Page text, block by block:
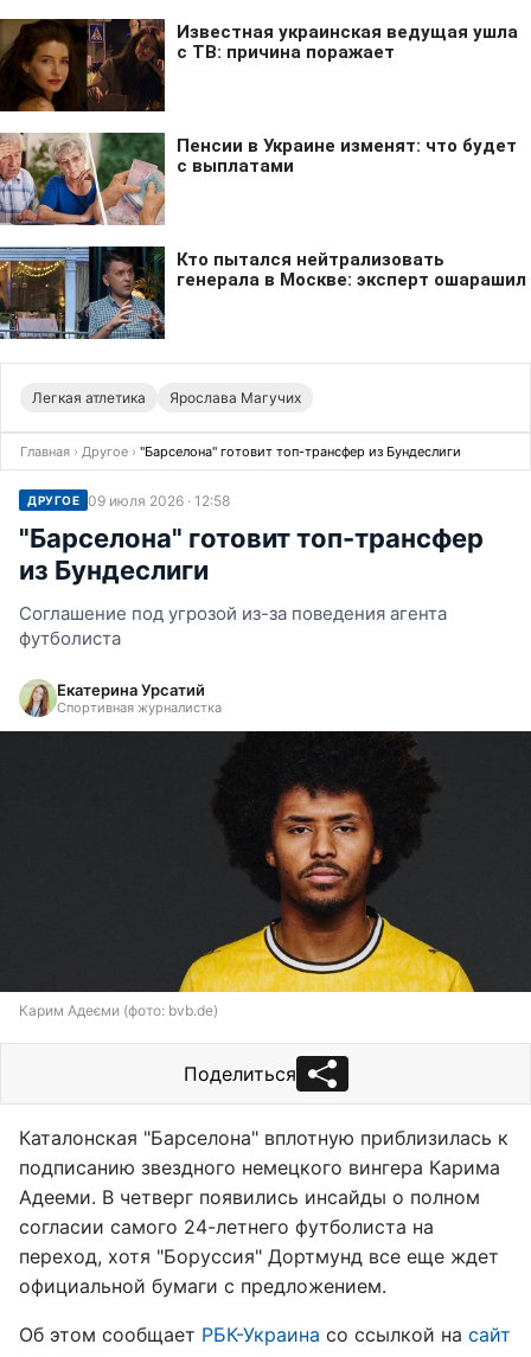
Легкая атлетика Ярослава Магучих
Главная › Другое › "Барселона" готовит топ-трансфер из Бундеслиги
ДРУГОЕ 09 июля 2026 · 12:58
"Барселона" готовит топ-трансфер
из Бундеслиги
Соглашение под угрозой из-за поведения агента
футболиста
Екатерина Урсатий
Спортивная журналистка
Карим Адеєми (фото: bvb.de)
Поделиться
Каталонская "Барселона" вплотную приблизилась к
подписанию звездного немецкого вингера Карима
Адееми. В четверг появились инсайды о полном
согласии самого 24-летнего футболиста на
переход, хотя "Боруссия" Дортмунд все еще ждет
официальной бумаги с предложением.
Об этом сообщает РБК-Украина со ссылкой на сайт